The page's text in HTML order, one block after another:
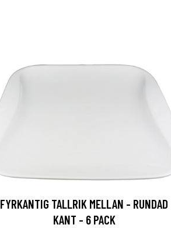
FYRKANTIG TALLRIK MELLAN - RUNDAD
KANT - 6 PACK